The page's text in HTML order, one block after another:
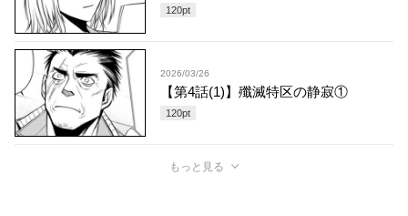
120pt
2026/03/26
【第4話(1)】殲滅特区の静寂①
120pt
もっと見る